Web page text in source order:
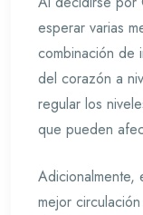
esperar varias
combinación de
del corazón a
regular los
que pueden
Adicionalmente,
mejor